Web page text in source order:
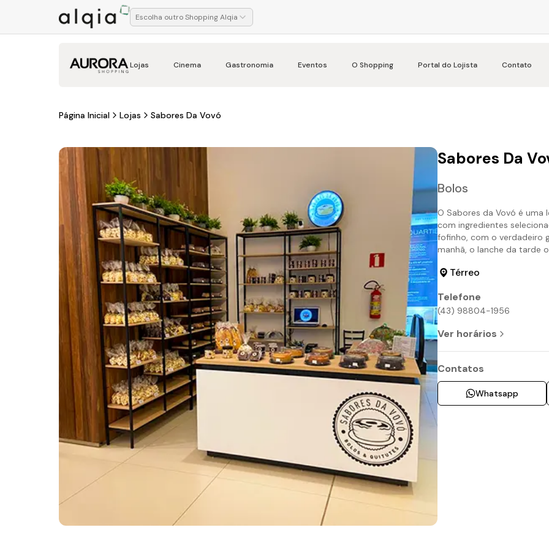
Escolha outro Shopping Alqia
Lojas Cinema Gastronomia Eventos O Shopping Portal do Lojista Contato
Página Inicial Lojas Sabores Da Vovó
Sabores Da
Bolos
O Sabores da Vovó é
com ingredientes
fofinho, com o verdadeiro
manhã, o lanche da tarde
Térreo
Telefone
(43) 98804-1956
Ver horários
Contatos
Whatsapp